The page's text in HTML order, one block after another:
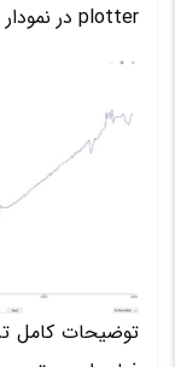
plotter در نمودار مشخص و گاز رو تشخیص میده هست
توضیحات کامل